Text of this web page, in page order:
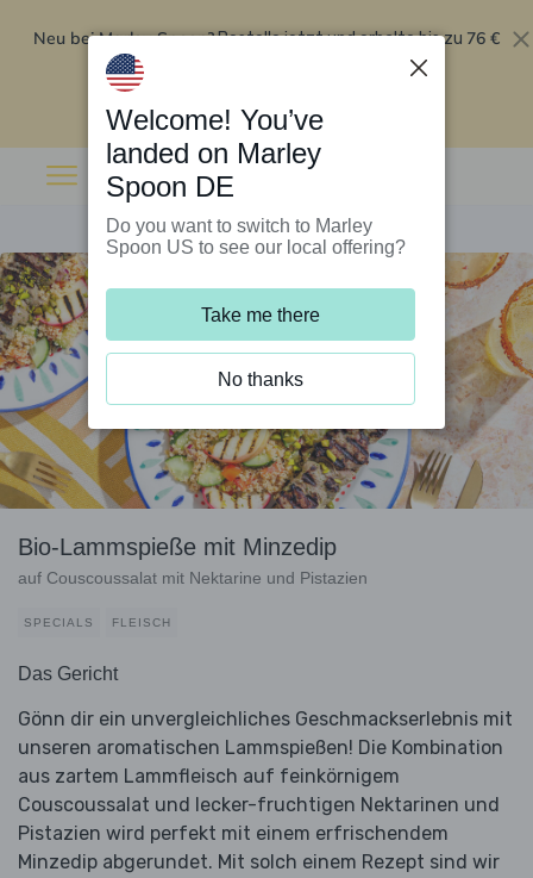
Neu bei Marley Spoon?Bestelle jetzt und erhalte bis zu 76 €
Rabatt auf deine ersten fünf Boxen
Bio-Lammspieße mit Minzedip
auf Couscoussalat mit Nektarine und Pistazien
SPECIALS FLEISCH
Das Gericht
Gönn dir ein unvergleichliches Geschmackserlebnis mit
unseren aromatischen Lammspießen! Die Kombination
aus zartem Lammfleisch auf feinkörnigem
Couscoussalat und lecker-fruchtigen Nektarinen und
Pistazien wird perfekt mit einem erfrischendem
Minzedip abgerundet. Mit solch einem Rezept sind wir
Welcome! You’ve
landed on Marley
Spoon DE
Do you want to switch to Marley
Spoon US to see our local offering?
Take me there
No thanks